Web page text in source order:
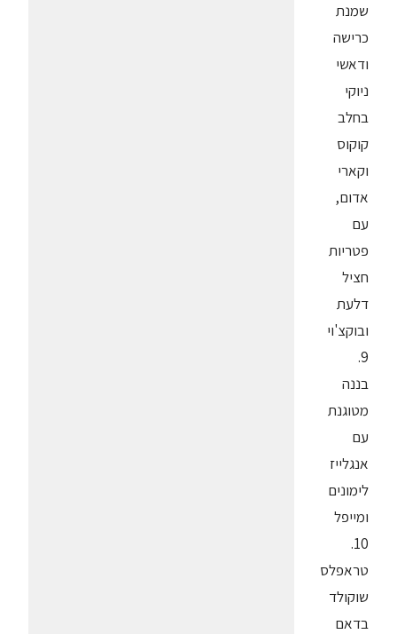
שמנת
כרישה
ודאשי
ניוקי
בחלב
קוקוס
וקארי
אדום,
עם
פטריות
חציל
דלעת
ובוקצ'וי
9.
בננה
מטוגנת
עם
אנגלייז
לימונים
ומייפל
10.
טראפלס
שוקולד
בדאם